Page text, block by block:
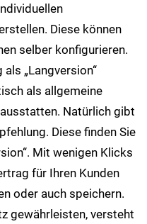
Diese können
selber konfigurieren.
„Langversion“
als allgemeine
Natürlich gibt
Diese finden Sie
Mit wenigen Klicks
für Ihren Kunden
oder auch speichern.
gewährleisten, versteht